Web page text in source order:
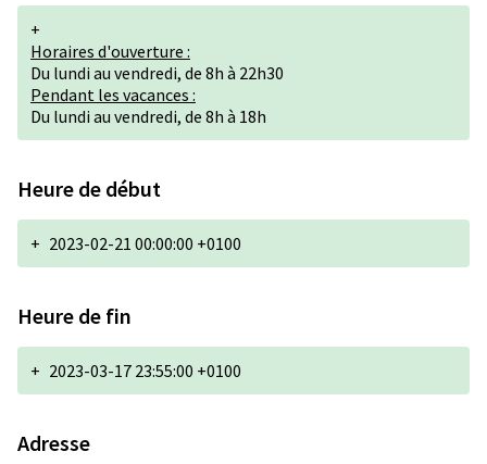
+
Horaires d'ouverture :
Du lundi au vendredi, de 8h à 22h30
Pendant les vacances :
Du lundi au vendredi, de 8h à 18h
Heure de début
+ 2023-02-21 00:00:00 +0100
Heure de fin
+ 2023-03-17 23:55:00 +0100
Adresse